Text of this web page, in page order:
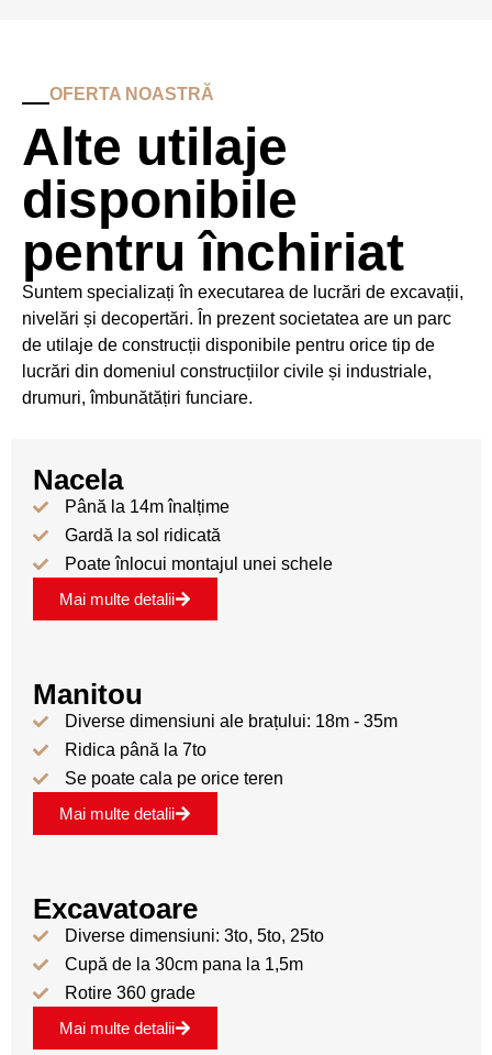
OFERTA NOASTRĂ
Alte utilaje
disponibile
pentru închiriat
Suntem specializați în executarea de lucrări de excavații,
nivelări și decopertări. În prezent societatea are un parc
de utilaje de construcții disponibile pentru orice tip de
lucrări din domeniul construcțiilor civile și industriale,
drumuri, îmbunătățiri funciare.
Nacela
Până la 14m înalțime
Gardă la sol ridicată
Poate înlocui montajul unei schele
Mai multe detalii
Manitou
Diverse dimensiuni ale brațului: 18m - 35m
Ridica până la 7to
Se poate cala pe orice teren
Mai multe detalii
Excavatoare
Diverse dimensiuni: 3to, 5to, 25to
Cupă de la 30cm pana la 1,5m
Rotire 360 grade
Mai multe detalii